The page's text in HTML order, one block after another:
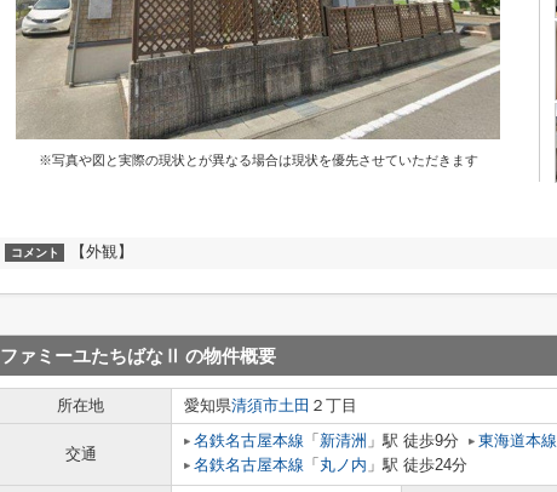
※写真や図と実際の現状とが異なる場合は現状を優先させていただきます
コメント 【外観】
ファミーユたちばなⅡ の物件概要
所在地 愛知県清須市土田 ２丁目
交通
名鉄名古屋本線 「 新清洲 」駅 徒歩9分 東海道本線
名鉄名古屋本線 「 丸ノ内 」駅 徒歩24分